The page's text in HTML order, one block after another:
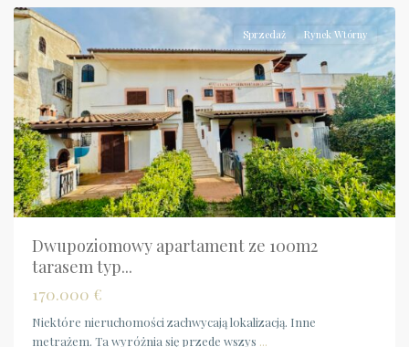
Sprzedaż Rynek Wtórny
Dwupoziomowy apartament ze 100m2
tarasem typ...
170.000 €
Niektóre nieruchomości zachwycają lokalizacją. Inne
metrażem. Ta wyróżnia się przede wszys ...